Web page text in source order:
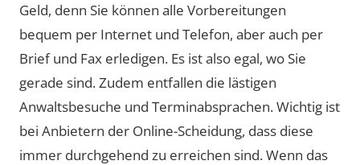
Geld, denn Sie können alle Vorbereitungen
bequem per Internet und Telefon, aber auch per
Brief und Fax erledigen. Es ist also egal, wo Sie
gerade sind. Zudem entfallen die lästigen
Anwaltsbesuche und Terminabsprachen. Wichtig ist
bei Anbietern der Online-Scheidung, dass diese
immer durchgehend zu erreichen sind. Wenn das